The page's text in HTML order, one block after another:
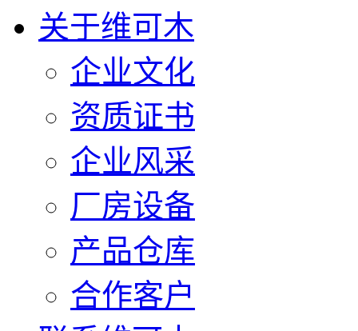
关于维可木
企业文化
资质证书
企业风采
厂房设备
产品仓库
合作客户